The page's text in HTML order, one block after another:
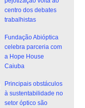
centro dos debates
trabalhistas
Fundação Abióptica
celebra parceria com
a Hope House
Caiuba
Principais obstáculos
à sustentabilidade no
setor óptico são